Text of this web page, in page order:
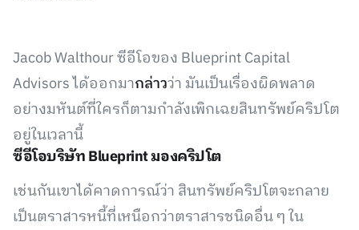
Jacob Walthour ซีอีโอของ Blueprint Capital
Advisors ได้ออกมากล่าวว่า มันเป็นเรื่องผิดพลาด
อย่างมหันต์ที่ใครก็ตามกำลังเพิกเฉยสินทรัพย์คริปโต
อยู่ในเวลานี้
ซีอีโอบริษัท Blueprint มองคริปโต
เช่นกันเขาได้คาดการณ์ว่า สินทรัพย์คริปโตจะกลาย
เป็นตราสารหนี้ที่เหนือกว่าตราสารชนิดอื่น ๆ ใน